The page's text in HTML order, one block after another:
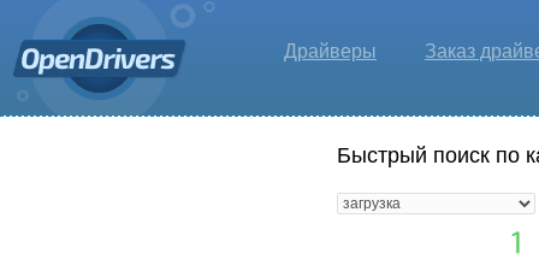
Драйверы Заказ
Быстрый поиск по